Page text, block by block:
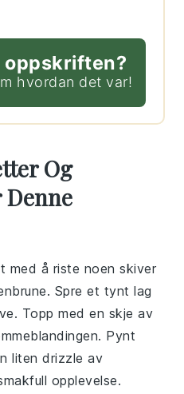
oppskriften?
hvordan det var!
Og
Denne
med å riste noen skiver
Spre et tynt lag
Topp med en skje av
Pynt
liten drizzle av
opplevelse.